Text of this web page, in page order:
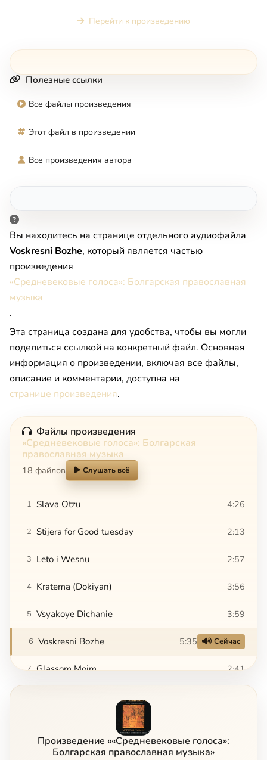
Перейти к произведению
Полезные ссылки
Все файлы произведения
Этот файл в произведении
Все произведения автора
Вы находитесь на странице отдельного аудиофайла
Voskresni Bozhe, который является частью
произведения
«Средневековые голоса»: Болгарская православная
музыка
.
Эта страница создана для удобства, чтобы вы могли
поделиться ссылкой на конкретный файл. Основная
информация о произведении, включая все файлы,
описание и комментарии, доступна на
странице произведения.
Файлы произведения
«Средневековые голоса»: Болгарская
православная музыка
18 файлов Слушать всё
1 Slava Otzu 4:26
2 Stijera for Good tuesday 2:13
3 Leto i Wesnu 2:57
4 Kratema (Dokiyan) 3:56
5 Vsyakoye Dichanie 3:59
6 Voskresni Bozhe 5:35 Сейчас
7 Glassom Moim 2:41
Dostoino Est (Neophit of Rila)
Slavoslovie
Произведение ««Средневековые голоса»:
Болгарская православная музыка»